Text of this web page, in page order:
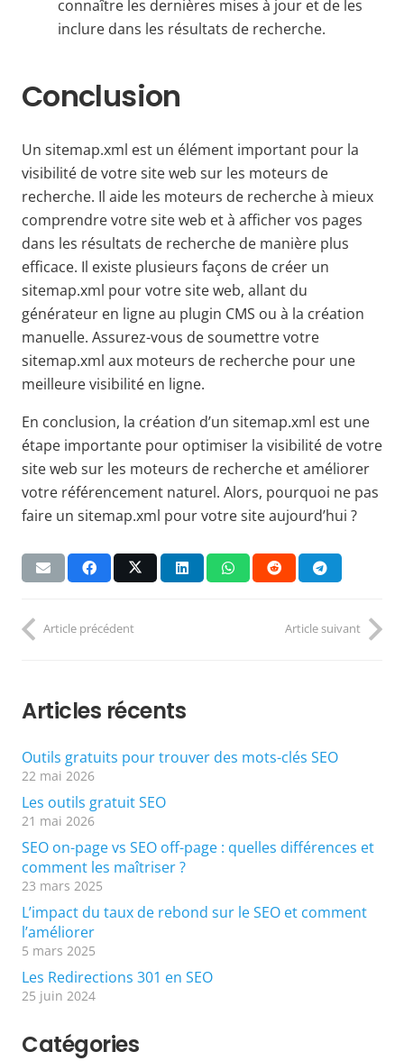
connaître les dernières mises à jour et de les
inclure dans les résultats de recherche.
Conclusion
Un sitemap.xml est un élément important pour la
visibilité de votre site web sur les moteurs de
recherche. Il aide les moteurs de recherche à mieux
comprendre votre site web et à afficher vos pages
dans les résultats de recherche de manière plus
efficace. Il existe plusieurs façons de créer un
sitemap.xml pour votre site web, allant du
générateur en ligne au plugin CMS ou à la création
manuelle. Assurez-vous de soumettre votre
sitemap.xml aux moteurs de recherche pour une
meilleure visibilité en ligne.
En conclusion, la création d’un sitemap.xml est une
étape importante pour optimiser la visibilité de votre
site web sur les moteurs de recherche et améliorer
votre référencement naturel. Alors, pourquoi ne pas
faire un sitemap.xml pour votre site aujourd’hui ?
Article précédent Article suivant
Articles récents
Outils gratuits pour trouver des mots-clés SEO
22 mai 2026
Les outils gratuit SEO
21 mai 2026
SEO on-page vs SEO off-page : quelles différences et
comment les maîtriser ?
23 mars 2025
L’impact du taux de rebond sur le SEO et comment
l’améliorer
5 mars 2025
Les Redirections 301 en SEO
25 juin 2024
Catégories